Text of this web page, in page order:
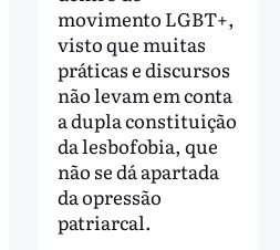
movimento LGBT+,
visto que muitas
práticas e discursos
não levam em conta
a dupla constituição
da lesbofobia, que
não se dá apartada
da opressão
patriarcal.